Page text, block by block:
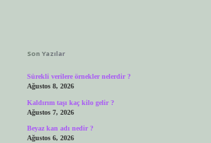
Son Yazılar
Sürekli verilere örnekler nelerdir ?
Ağustos 8, 2026
Kaldırım taşı kaç kilo gelir ?
Ağustos 7, 2026
Beyaz kan adı nedir ?
Ağustos 6, 2026